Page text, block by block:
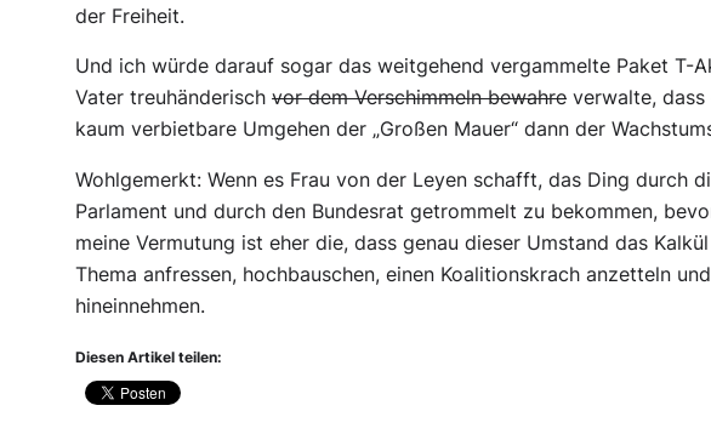
der Freiheit.
Und ich würde darauf sogar das weitgehend vergammelte Paket T-
Vater treuhänderischvor dem Verschimmeln bewahre verwalte,
kaum verbietbare Umgehen der „Großen Mauer“ dann der
Wohlgemerkt: Wenn es Frau von der Leyen schafft, das Ding durch
Parlament und durch den Bundesrat getrommelt zu bekommen,
meine Vermutung ist eher die, dass genau dieser Umstand das
Thema anfressen, hochbauschen, einen Koalitionskrach anzetteln
hineinnehmen.
Diesen Artikel teilen: